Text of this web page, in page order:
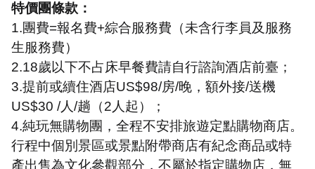
特價團條款：
1.團費=報名費+綜合服務費（未含行李員及服務
生服務費）
2.18歲以下不占床早餐費請自行諮詢酒店前臺；
3.提前或續住酒店US$98/房/晚，額外接/送機
US$30 /人/趟（2 人起）；
4.純玩無購物團，全程不安排旅遊定點購物商店。
行程中個別景區或景點附帶商店有紀念商品或特
產出售為文化參觀部分，不屬於指定購物店，無